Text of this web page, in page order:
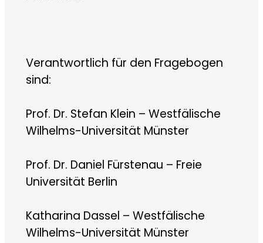
Verantwortlich für den Fragebogen
sind:
Prof. Dr. Stefan Klein – Westfälische
Wilhelms-Universität Münster
Prof. Dr. Daniel Fürstenau – Freie
Universität Berlin
Katharina Dassel – Westfälische
Wilhelms-Universität Münster